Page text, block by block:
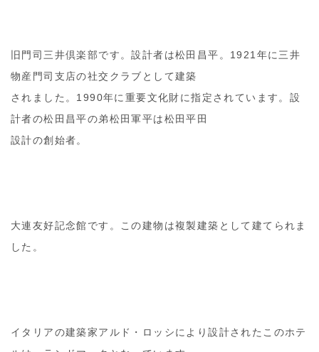
旧門司三井倶楽部です。設計者は松田昌平。1921年に三井
物産門司支店の社交クラブとして建築
されました。1990年に重要文化財に指定されています。設
計者の松田昌平の弟松田軍平は松田平田
設計の創始者。
大連友好記念館です。この建物は複製建築として建てられま
した。
イタリアの建築家アルド・ロッシにより設計されたこのホテ